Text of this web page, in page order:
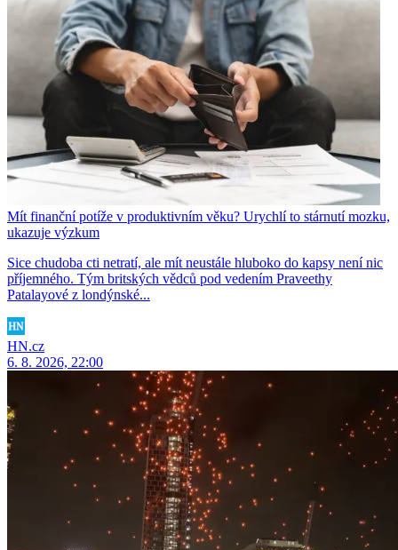
Mít finanční potíže v produktivním věku? Urychlí to stárnutí mozku,
ukazuje výzkum
Sice chudoba cti netratí, ale mít neustále hluboko do kapsy není nic
příjemného. Tým britských vědců pod vedením Praveethy
Patalayové z londýnské...
HN.cz
6. 8. 2026, 22:00